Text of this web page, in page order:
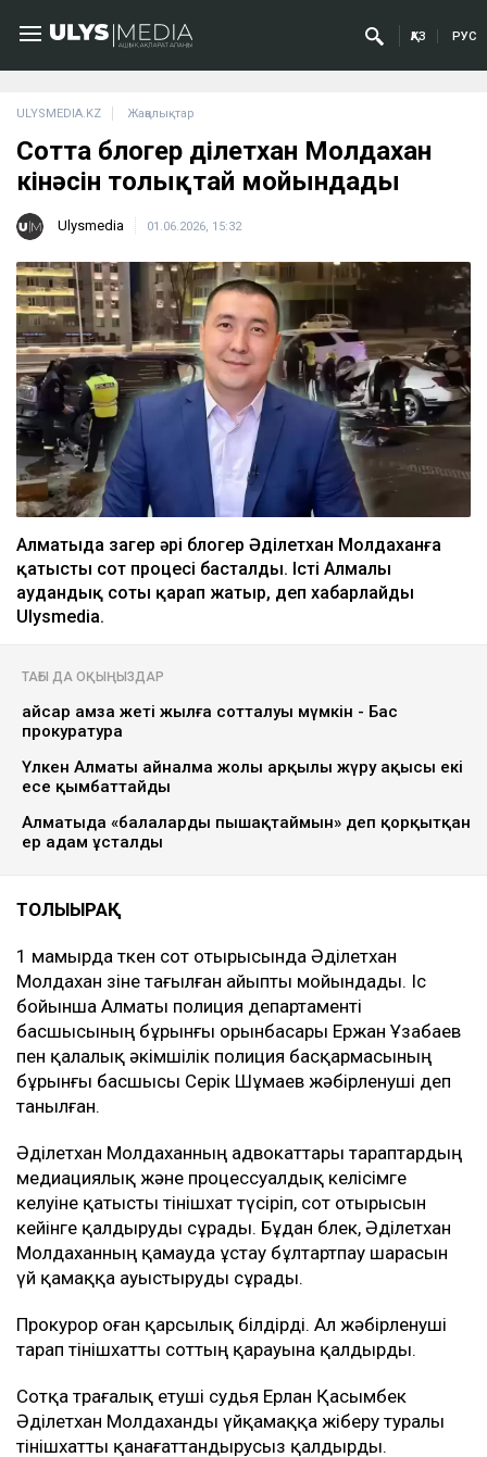
ҚАЗ РУС
ULYSMEDIA.KZ Жаңалықтар
Сотта блогер Әділетхан Молдахан
кінәсін толықтай мойындады
Ulysmedia 01.06.2026, 15:32
Алматыда заңгер әрі блогер Әділетхан Молдаханға
қатысты сот процесі басталды. Істі Алмалы
аудандық соты қарап жатыр, деп хабарлайды
Ulysmedia.
ТАҒЫ ДА ОҚЫҢЫЗДАР
Қайсар Қамза жеті жылға сотталуы мүмкін - Бас
прокуратура
Үлкен Алматы айналма жолы арқылы жүру ақысы екі
есе қымбаттайды
Алматыда «балаларды пышақтаймын» деп қорқытқан
ер адам ұсталды
ТОЛЫҒЫРАҚ
1 мамырда өткен сот отырысында Әділетхан
Молдахан өзіне тағылған айыпты мойындады. Іс
бойынша Алматы полиция департаменті
басшысының бұрынғы орынбасары Ержан Ұзабаев
пен қалалық әкімшілік полиция басқармасының
бұрынғы басшысы Серік Шұмаев жәбірленуші деп
танылған.
Әділетхан Молдаханның адвокаттары тараптардың
медиациялық және процессуалдық келісімге
келуіне қатысты өтінішхат түсіріп, сот отырысын
кейінге қалдыруды сұрады. Бұдан бөлек, Әділетхан
Молдаханның қамауда ұстау бұлтартпау шарасын
үй қамаққа ауыстыруды сұрады.
Прокурор оған қарсылық білдірді. Ал жәбірленуші
тарап өтінішхатты соттың қарауына қалдырды.
Сотқа төрағалық етуші судья Ерлан Қасымбек
Әділетхан Молдаханды үйқамаққа жіберу туралы
өтінішхатты қанағаттандырусыз қалдырды.